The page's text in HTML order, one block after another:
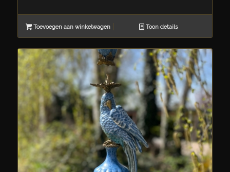
Toevoegen aan winkelwagen Toon details